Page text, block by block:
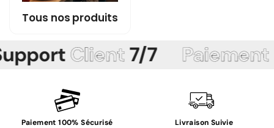
Tous nos produits
Client7/7 Paiement
Paiement 100% Sécurisé
Livraison Suivie